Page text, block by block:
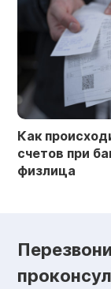
Как
счетов при
физлица